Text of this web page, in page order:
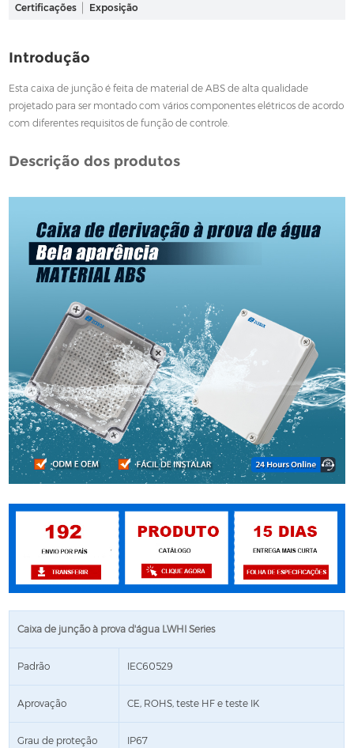
Certificações
Exposição
Introdução
Esta caixa de junção é feita de material de ABS de alta qualidade
projetado para ser montado com vários componentes elétricos de acordo
com diferentes requisitos de função de controle.
Descrição dos produtos
Caixa de junção à prova d'água LWHI Series
Padrão IEC60529
Aprovação CE, ROHS, teste HF e teste IK
Grau de proteção IP67